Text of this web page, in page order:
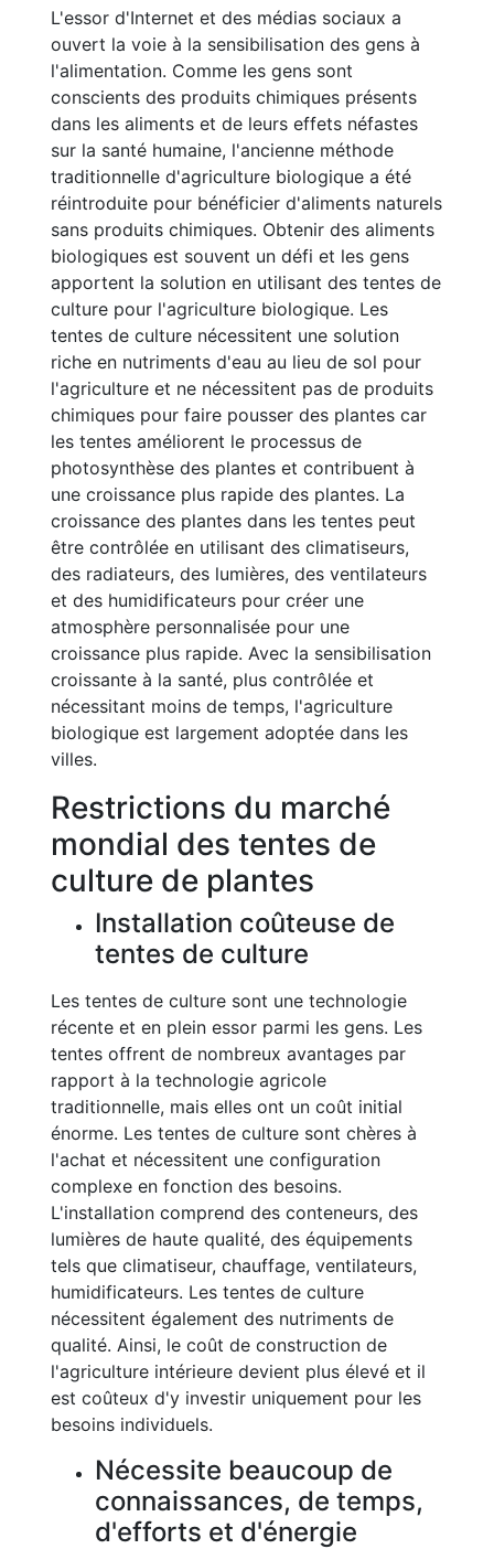
L'essor d'Internet et des médias sociaux a
ouvert la voie à la sensibilisation des gens à
l'alimentation. Comme les gens sont
conscients des produits chimiques présents
dans les aliments et de leurs effets néfastes
sur la santé humaine, l'ancienne méthode
traditionnelle d'agriculture biologique a été
réintroduite pour bénéficier d'aliments naturels
sans produits chimiques. Obtenir des aliments
biologiques est souvent un défi et les gens
apportent la solution en utilisant des tentes de
culture pour l'agriculture biologique. Les
tentes de culture nécessitent une solution
riche en nutriments d'eau au lieu de sol pour
l'agriculture et ne nécessitent pas de produits
chimiques pour faire pousser des plantes car
les tentes améliorent le processus de
photosynthèse des plantes et contribuent à
une croissance plus rapide des plantes. La
croissance des plantes dans les tentes peut
être contrôlée en utilisant des climatiseurs,
des radiateurs, des lumières, des ventilateurs
et des humidificateurs pour créer une
atmosphère personnalisée pour une
croissance plus rapide. Avec la sensibilisation
croissante à la santé, plus contrôlée et
nécessitant moins de temps, l'agriculture
biologique est largement adoptée dans les
villes.
Restrictions du marché
mondial des tentes de
culture de plantes
Installation coûteuse de
tentes de culture
Les tentes de culture sont une technologie
récente et en plein essor parmi les gens. Les
tentes offrent de nombreux avantages par
rapport à la technologie agricole
traditionnelle, mais elles ont un coût initial
énorme. Les tentes de culture sont chères à
l'achat et nécessitent une configuration
complexe en fonction des besoins.
L'installation comprend des conteneurs, des
lumières de haute qualité, des équipements
tels que climatiseur, chauffage, ventilateurs,
humidificateurs. Les tentes de culture
nécessitent également des nutriments de
qualité. Ainsi, le coût de construction de
l'agriculture intérieure devient plus élevé et il
est coûteux d'y investir uniquement pour les
besoins individuels.
Nécessite beaucoup de
connaissances, de temps,
d'efforts et d'énergie